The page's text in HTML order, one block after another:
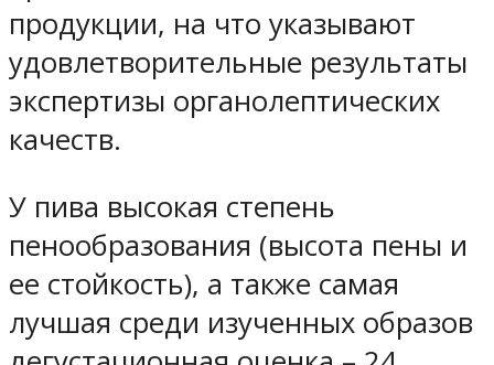
продукции, на что указывают
удовлетворительные результаты
экспертизы органолептических
качеств.
У пива высокая степень
пенообразования (высота пены и
ее стойкость), а также самая
лучшая среди изученных образов